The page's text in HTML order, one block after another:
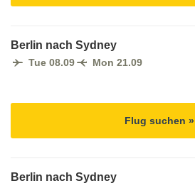
Berlin nach Sydney
Tue 08.09 Mon 21.09
Flug suchen »
Berlin nach Sydney